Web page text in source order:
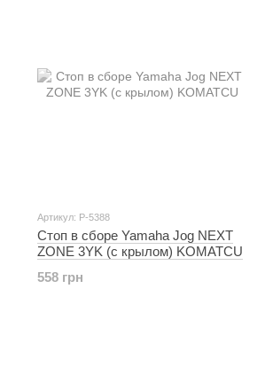
Артикул: P-5388
Стоп в сборе Yamaha Jog NEXT
ZONE 3YK (с крылом) KOMATCU
558 грн